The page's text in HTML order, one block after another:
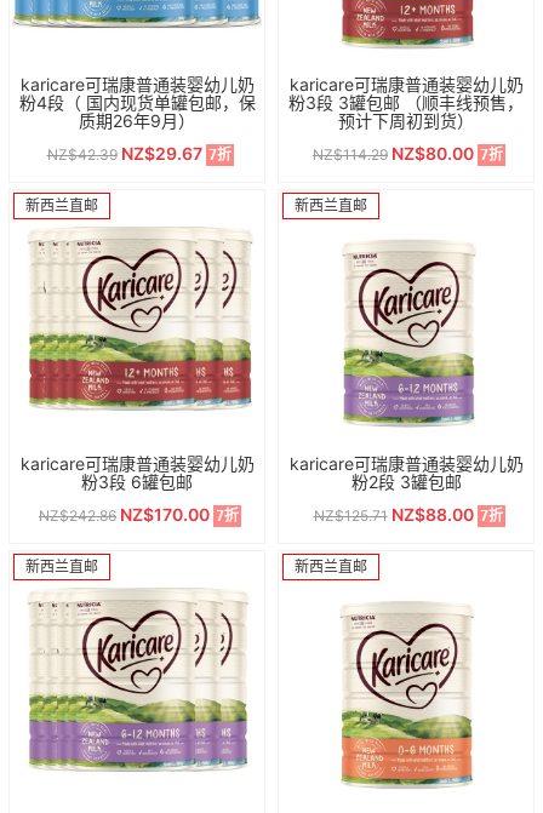
karicare可瑞康普通装婴幼儿奶
粉4段（ 国内现货单罐包邮，保
质期26年9月）
NZ$42.39NZ$29.67 7折
karicare可瑞康普通装婴幼儿奶
粉3段 3罐包邮 （顺丰线预售，
预计下周初到货）
NZ$114.29 NZ$80.00 7折
新西兰直邮
karicare可瑞康普通装婴幼儿奶
粉3段 6罐包邮
NZ$242.86 NZ$170.00 7折
新西兰直邮
karicare可瑞康普通装婴幼儿奶
粉2段 3罐包邮
NZ$125.71NZ$88.00 7折
新西兰直邮 新西兰直邮